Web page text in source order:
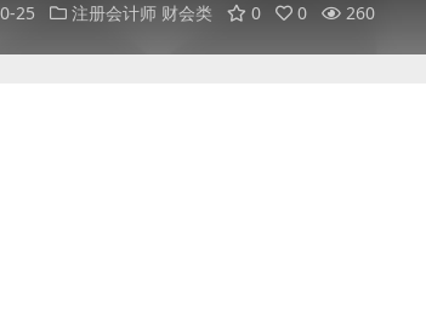
25 注册会计师 财会类 0 0 260